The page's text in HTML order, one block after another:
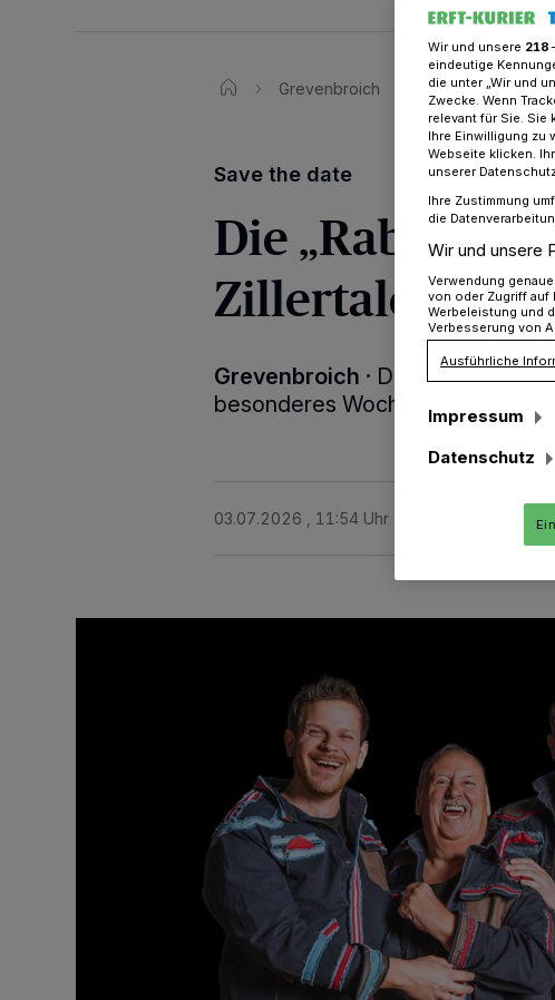
Grevenbroich Die „Rabaue“
Save the date
Die „Rabaue“
Zillertalern
Grevenbroich · Die Rabaue
besonderes Wochenende auf
03.07.2026 , 11:54 Uhr 2 Minuten Lesezeit
Wir und unsere 218
eindeutige
die unter „Wir und
Zwecke. Wenn
relevant für Sie. Sie
Ihre Einwilligung zu
Webseite klicken.
unserer
Ihre Zustimmung
die
Wir und unsere
Verwendung
von oder Zugriff auf
Werbeleistung und
Verbesserung von
Ausführliche
Impressum
Datenschutz